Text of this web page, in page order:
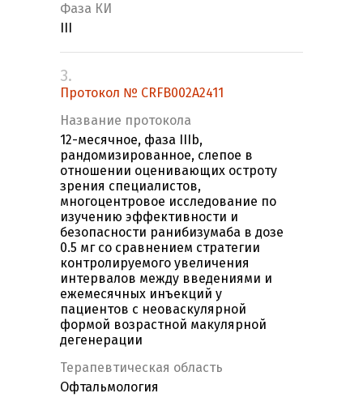
Фаза КИ
3.
Протокол № CRFB002A2411
Название протокола
12-месячное, фаза IIIb,
рандомизированное, слепое в
отношении оценивающих остроту
зрения специалистов,
многоцентровое исследование по
изучению эффективности и
безопасности ранибизумаба в дозе
0.5 мг со сравнением стратегии
контролируемого увеличения
интервалов между введениями и
ежемесячных инъекций у
пациентов с неоваскулярной
формой возрастной макулярной
дегенерации
Терапевтическая область
Офтальмология